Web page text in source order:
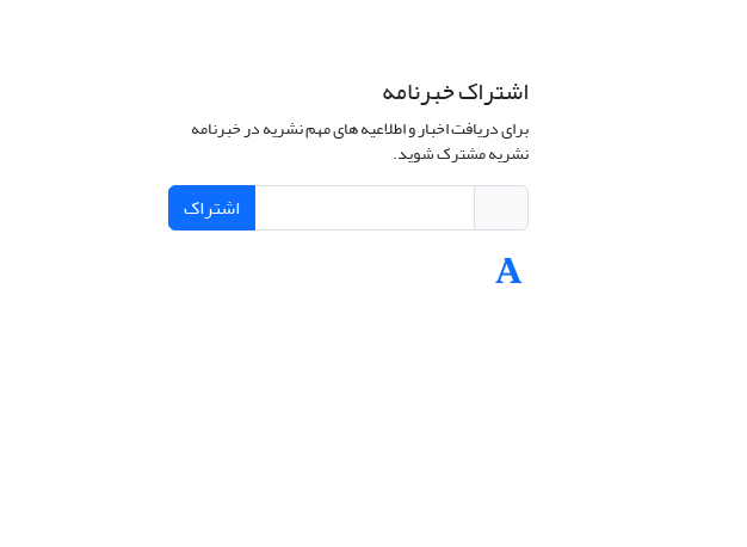
اشتراک خبرنامه
برای دریافت اخبار و اطلاعیه های مهم نشریه در خبرنامه
نشریه مشترک شوید.
اشتراک